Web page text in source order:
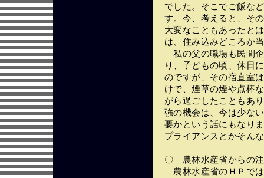
でした。そこでご飯な
す。今、考えると、そ
大変なこともあったと
は、住み込みどころか
私の父の職場も民間
り、子どもの頃、休日
のですが、その宿直室
けで、煙草の煙や点棒
がら過ごしたこともあ
強の機会は、今は少な
要かという話にもなり
プライアンスとかそん
〇 農林水産省からの
農林水産省のＨＰで